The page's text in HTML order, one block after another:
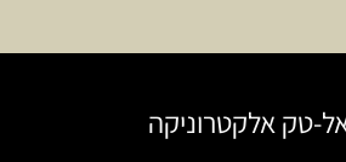
טק אלקטרוניקה